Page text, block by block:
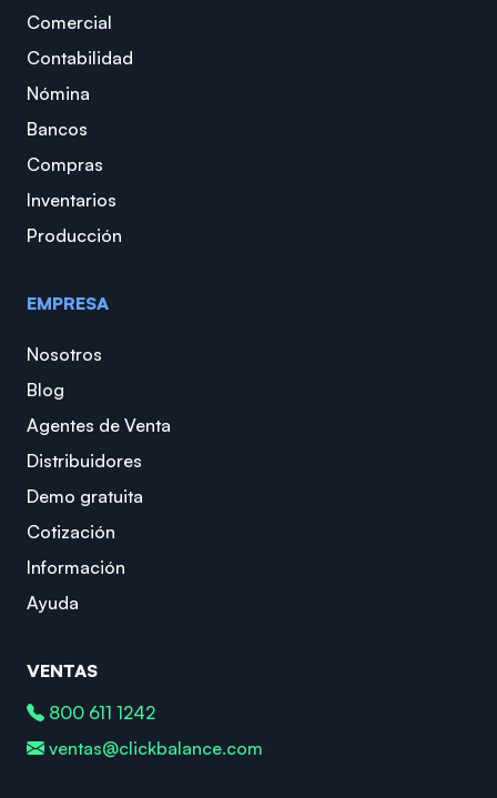
Comercial
Contabilidad
Nómina
Bancos
Compras
Inventarios
Producción
EMPRESA
Nosotros
Blog
Agentes de Venta
Distribuidores
Demo gratuita
Cotización
Información
Ayuda
VENTAS
800 611 1242
ventas@clickbalance.com